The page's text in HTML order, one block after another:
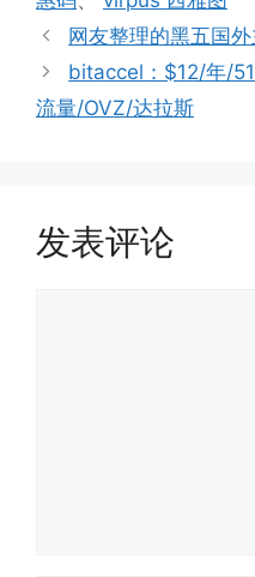
网友整理的黑五国
bitaccel：$12/年/
流量/OVZ/达拉斯
发表评论